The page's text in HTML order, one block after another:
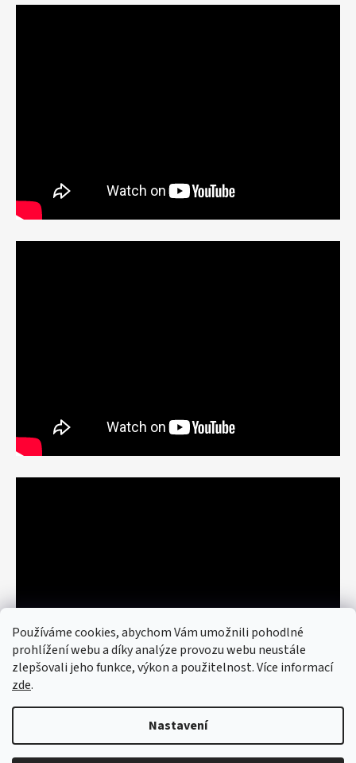
Používáme cookies, abychom Vám umožnili pohodlné
prohlížení webu a díky analýze provozu webu neustále
zlepšovali jeho funkce, výkon a použitelnost. Více informací
zde.
Nastavení
© 2026 art re use. Všechna práva